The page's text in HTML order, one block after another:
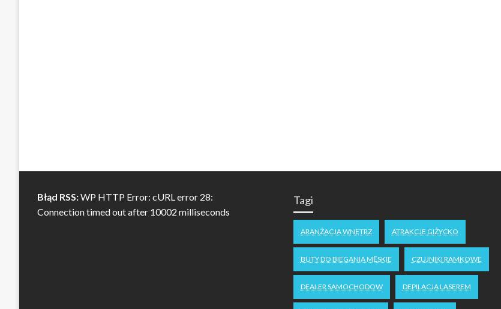
Błąd RSS:WP HTTP Error: cURL error 28:
Connection timed out after 10002 milliseconds
Tagi
ARANŻACJA WNĘTRZ ATRAKCJE GIŻYCKO
BUTY DO BIEGANIA MĘSKIE CZUJNIKI RAMKOWE
DEALER SAMOCHODOW DEPILACJA LASEREM